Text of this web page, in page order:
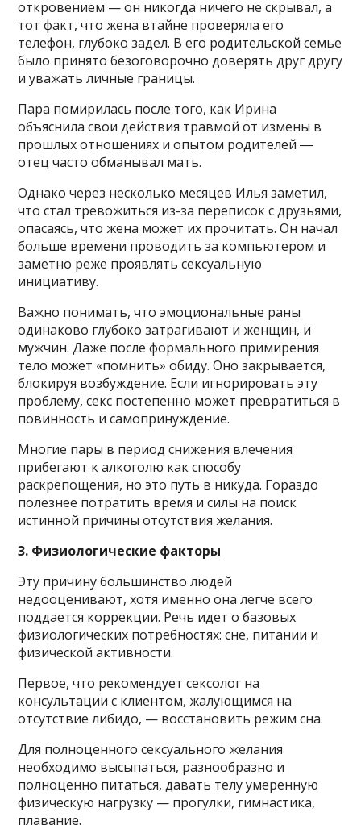
откровением — он никогда ничего не скрывал, а
тот факт, что жена втайне проверяла его
телефон, глубоко задел. В его родительской семье
было принято безоговорочно доверять друг другу
и уважать личные границы.
Пара помирилась после того, как Ирина
объяснила свои действия травмой от измены в
прошлых отношениях и опытом родителей ―
отец часто обманывал мать.
Однако через несколько месяцев Илья заметил,
что стал тревожиться из-за переписок с друзьями,
опасаясь, что жена может их прочитать. Он начал
больше времени проводить за компьютером и
заметно реже проявлять сексуальную
инициативу.
Важно понимать, что эмоциональные раны
одинаково глубоко затрагивают и женщин, и
мужчин. Даже после формального примирения
тело может «помнить» обиду. Оно закрывается,
блокируя возбуждение. Если игнорировать эту
проблему, секс постепенно может превратиться в
повинность и самопринуждение.
Многие пары в период снижения влечения
прибегают к алкоголю как способу
раскрепощения, но это путь в никуда. Гораздо
полезнее потратить время и силы на поиск
истинной причины отсутствия желания.
3. Физиологические факторы
Эту причину большинство людей
недооценивают, хотя именно она легче всего
поддается коррекции. Речь идет о базовых
физиологических потребностях: сне, питании и
физической активности.
Первое, что рекомендует сексолог на
консультации с клиентом, жалующимся на
отсутствие либидо, — восстановить режим сна.
Для полноценного сексуального желания
необходимо высыпаться, разнообразно и
полноценно питаться, давать телу умеренную
физическую нагрузку — прогулки, гимнастика,
плавание.